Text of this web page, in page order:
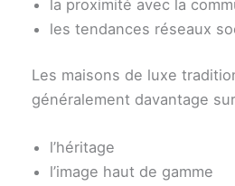
la proximité avec la
les tendances réseaux
Les maisons de luxe
généralement davantage
l’héritage
l’image haut de gamme